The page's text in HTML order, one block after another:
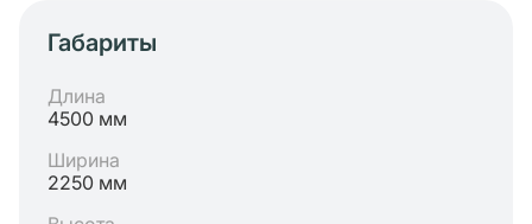
Габариты
Длина
4500 мм
Ширина
2250 мм